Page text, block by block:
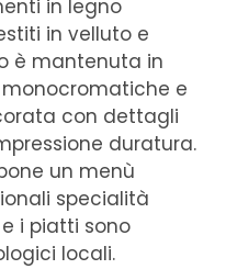
in legno
in velluto e
è mantenuta in
e
con dettagli
duratura.
un menù
specialità
i piatti sono
locali.